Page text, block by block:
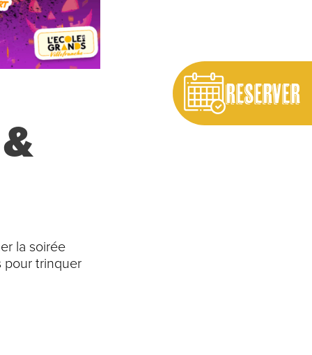
RESERVER
la soirée
pour trinquer